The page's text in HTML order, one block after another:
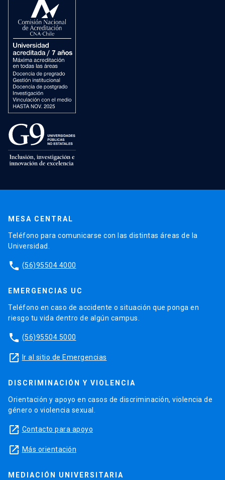
MESA CENTRAL
Teléfono para comunicarse con las distintas áreas de la
Universidad.
phone (56)95504 4000
EMERGENCIAS UC
Teléfono en caso de accidente o situación que ponga en
riesgo tu vida dentro de algún campus.
phone (56)95504 5000
launch Ir al sitio de Emergencias
DISCRIMINACIÓN Y VIOLENCIA
Orientación y apoyo en casos de discriminación, violencia de
género o violencia sexual.
launch Contacto para apoyo
launch Más orientación
MEDIACIÓN UNIVERSITARIA